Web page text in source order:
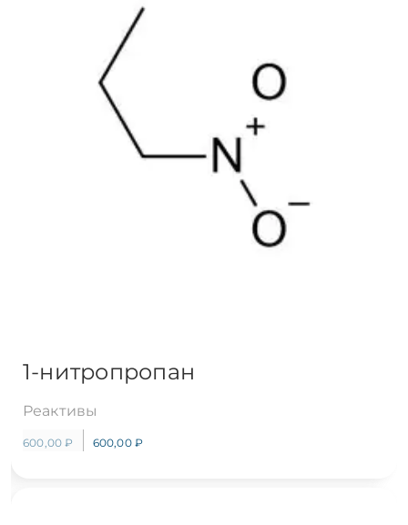
1-нитропропан
Реактивы
600,00₽ 600,00₽